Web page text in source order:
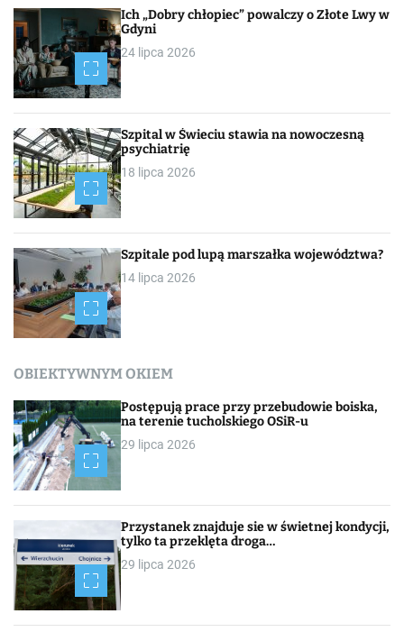
Ich „Dobry chłopiec” powalczy o Złote Lwy w
Gdyni
24 lipca 2026
Szpital w Świeciu stawia na nowoczesną
psychiatrię
18 lipca 2026
Szpitale pod lupą marszałka województwa?
14 lipca 2026
OBIEKTYWNYM OKIEM
Postępują prace przy przebudowie boiska,
na terenie tucholskiego OSiR-u
29 lipca 2026
Przystanek znajduje sie w świetnej kondycji,
tylko ta przeklęta droga…
29 lipca 2026